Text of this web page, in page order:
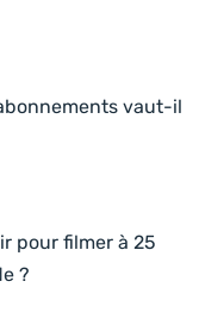
vaut-il
pour filmer à 25
?